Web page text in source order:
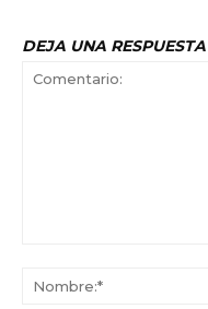
DEJA UNA RESPUESTA